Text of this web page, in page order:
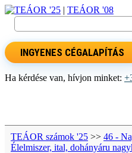
TEÁOR '25 | TEÁOR '08
INGYENES CÉGALAPÍTÁS
Ha kérdése van, hívjon minket:
TEÁOR számok '25 >> 46 -
Élelmiszer, ital, dohányáru